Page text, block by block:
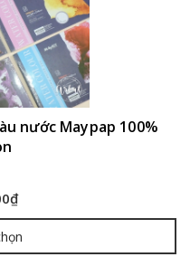
nước Maypap 100%